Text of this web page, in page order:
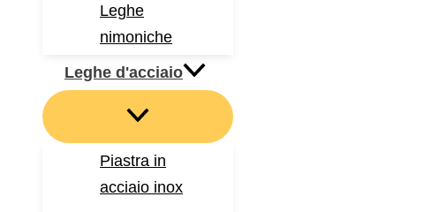
Leghe
nimoniche
Leghe d'acciaio
Piastra in
acciaio inox